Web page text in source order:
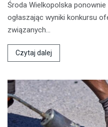
Środa Wielkopolska
ogłaszając wyniki konkursu
związanych…
Czytaj dalej